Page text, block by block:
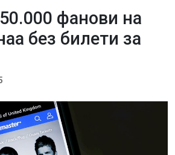
фанови на
без билети за